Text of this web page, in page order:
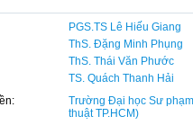
PGS.TS Lê Hiếu Giang
ThS. Đặng Minh Phụng
ThS. Thái Văn Phước
TS. Quách Thanh Hải
Trường Đại học Sư
thuật TP.HCM)